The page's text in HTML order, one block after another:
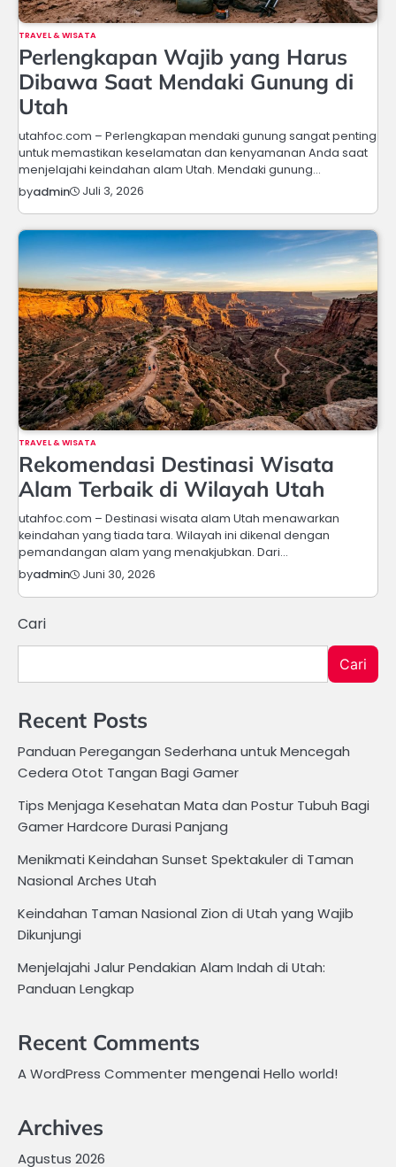
TRAVEL & WISATA
Perlengkapan Wajib yang Harus
Dibawa Saat Mendaki Gunung di
Utah
utahfoc.com – Perlengkapan mendaki gunung sangat penting
untuk memastikan keselamatan dan kenyamanan Anda saat
menjelajahi keindahan alam Utah. Mendaki gunung…
byadmin Juli 3, 2026
TRAVEL & WISATA
Rekomendasi Destinasi Wisata
Alam Terbaik di Wilayah Utah
utahfoc.com – Destinasi wisata alam Utah menawarkan
keindahan yang tiada tara. Wilayah ini dikenal dengan
pemandangan alam yang menakjubkan. Dari…
byadmin Juni 30, 2026
Cari
Cari
Recent Posts
Panduan Peregangan Sederhana untuk Mencegah
Cedera Otot Tangan Bagi Gamer
Tips Menjaga Kesehatan Mata dan Postur Tubuh Bagi
Gamer Hardcore Durasi Panjang
Menikmati Keindahan Sunset Spektakuler di Taman
Nasional Arches Utah
Keindahan Taman Nasional Zion di Utah yang Wajib
Dikunjungi
Menjelajahi Jalur Pendakian Alam Indah di Utah:
Panduan Lengkap
Recent Comments
A WordPress Commenter mengenaiHello world!
Archives
Agustus 2026